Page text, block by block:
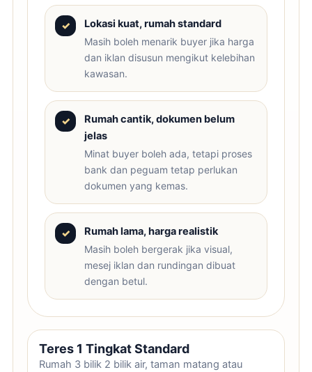
✓ Lokasi kuat, rumah standard
Masih boleh menarik buyer jika harga
dan iklan disusun mengikut kelebihan
kawasan.
✓
Rumah cantik, dokumen belum
jelas
Minat buyer boleh ada, tetapi proses
bank dan peguam tetap perlukan
dokumen yang kemas.
✓ Rumah lama, harga realistik
Masih boleh bergerak jika visual,
mesej iklan dan rundingan dibuat
dengan betul.
Teres 1 Tingkat Standard
Rumah 3 bilik 2 bilik air, taman matang atau